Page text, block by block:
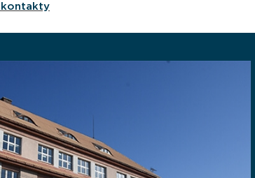
kontakty